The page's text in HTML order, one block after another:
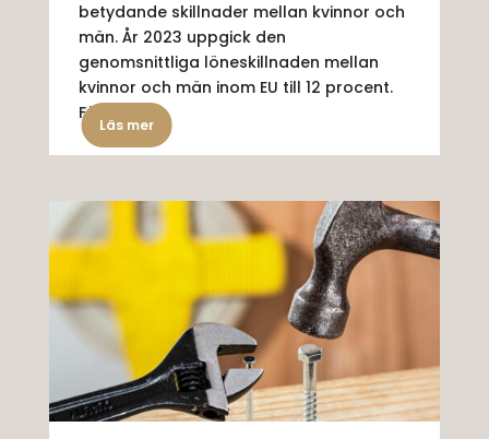
betydande skillnader mellan kvinnor och
män. År 2023 uppgick den
genomsnittliga löneskillnaden mellan
kvinnor och män inom EU till 12 procent.
För...
Läs mer